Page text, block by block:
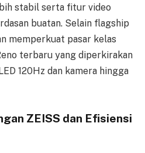
stabil serta fitur video
buatan. Selain flagship
memperkuat pasar kelas
terbaru yang diperkirakan
120Hz dan kamera hingga
ZEISS dan Efisiensi